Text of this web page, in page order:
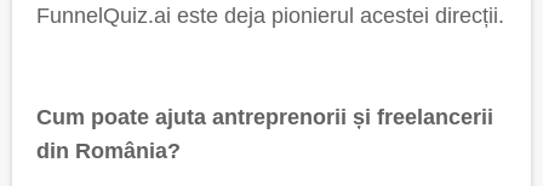
FunnelQuiz.ai este deja pionierul acestei direcții.
Cum poate ajuta antreprenorii și freelancerii
din România?